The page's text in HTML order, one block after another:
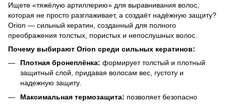
Ищете «тяжёлую артиллерию» для выравнивания волос,
которая не просто разглаживает, а создаёт надёжную защиту?
Orion — сильный кератин, созданный для полного
преображения толстых, пористых и непослушных волос.
Почему выбирают Orion среди сильных кератинов:
Плотная бронеплёнка: формирует толстый и плотный
защитный слой, придавая волосам вес, густоту и
надежную защиту.
Максимальная термозащита: позволяет безопасно